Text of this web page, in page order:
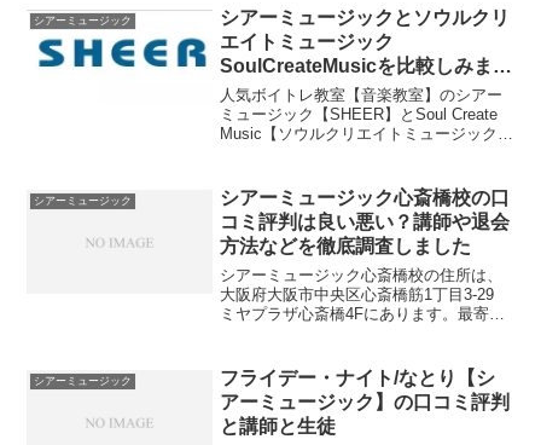
のMAPと最寄り駅と住所最寄り駅地下
鉄・JR・...
シアーミュージック
シアーミュージックとソウルクリ
エイトミュージック
SoulCreateMusicを比較しみまし
た
人気ボイトレ教室【音楽教室】のシアー
ミュージック【SHEER】とSoul Create
Music【ソウルクリエイトミュージック】
に気になる「1.月額料金」「2.入会金...
シアーミュージック
シアーミュージック心斎橋校の口
コミ評判は良い悪い？講師や退会
方法などを徹底調査しました
シアーミュージック心斎橋校の住所は、
大阪府大阪市中央区心斎橋筋1丁目3-29
ミヤプラザ心斎橋4Fにあります。最寄り
ジック心斎橋校舎のMAPと最寄り駅と住
所最...
シアーミュージック
フライデー・ナイト/なとり【シ
アーミュージック】の口コミ評判
と講師と生徒